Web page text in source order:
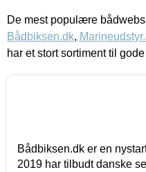
De mest populære
Bådbiksen.dk,
har et stort sortiment til
Bådbiksen.dk er en
2019 har tilbudt danske